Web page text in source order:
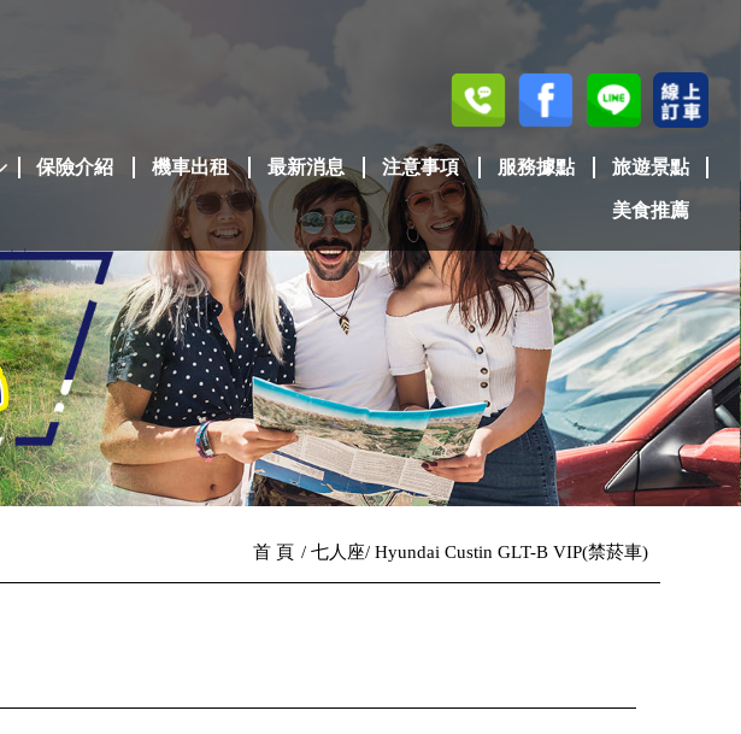
保險介紹 機車出租 最新消息 注意事項 服務據點 旅遊景點
美食推薦
首 頁 七人座 Hyundai Custin GLT-B VIP(禁菸車)